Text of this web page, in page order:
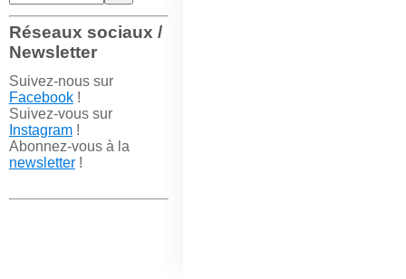
Réseaux sociaux /
Newsletter
Suivez-nous sur
Facebook!
Suivez-vous sur
Instagram!
Abonnez-vous à la
newsletter!